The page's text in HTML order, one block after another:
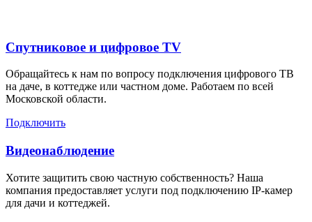
Спутниковое и цифровое TV
Обращайтесь к нам по вопросу подключения цифрового ТВ
на даче, в коттедже или частном доме. Работаем по всей
Московской области.
Подключить
Видеонаблюдение
Хотите защитить свою частную собственность? Наша
компания предоставляет услуги под подключению IP-камер
для дачи и коттеджей.